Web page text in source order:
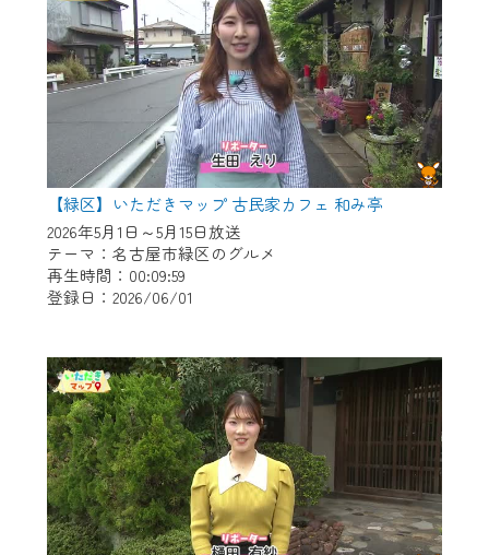
【緑区】いただきマップ 古民家カフェ 和み亭
2026年5月1日～5月15日放送
テーマ：名古屋市緑区のグルメ
再生時間：00:09:59
登録日：2026/06/01
一部コンテンツを除き、
CCNetサービスへの加入と『CCNetマイ
ページ※』へのログインが必要となりま
何卒、ご理解ご了承の程よろしくお願い
いたします。
※マイページへのログインには、MyIDが必
要となります。
※MyIDとは、CCNet Web TVを含むCCNetの
各種サービスをご利用頂くためのIDです。
で設定できます。
（GmailやYahooなどのフリーメールアドレ
スでも作成可能です）
※マイページへのログイン・MyIDの新規登
録はこちらから
※CCNetアプリをご利用中の方は引き続き
ご視聴いただけます。